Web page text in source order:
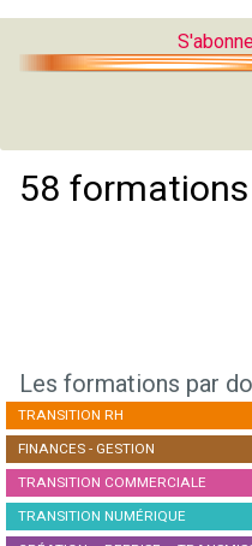
58
Les formations par
TRANSITION RH
FINANCES - GESTION
TRANSITION COMMERCIALE
TRANSITION NUMÉRIQUE